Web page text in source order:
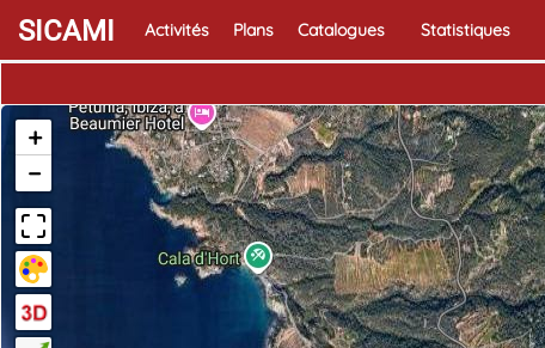
SICAMI Activités Plans Catalogues Statistiques
+
−